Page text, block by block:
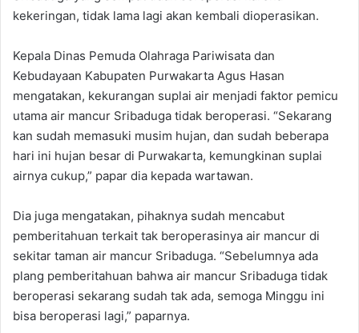
kekeringan, tidak lama lagi akan kembali dioperasikan.
Kepala Dinas Pemuda Olahraga Pariwisata dan
Kebudayaan Kabupaten Purwakarta Agus Hasan
mengatakan, kekurangan suplai air menjadi faktor pemicu
utama air mancur Sribaduga tidak beroperasi. “Sekarang
kan sudah memasuki musim hujan, dan sudah beberapa
hari ini hujan besar di Purwakarta, kemungkinan suplai
airnya cukup,” papar dia kepada wartawan.
Dia juga mengatakan, pihaknya sudah mencabut
pemberitahuan terkait tak beroperasinya air mancur di
sekitar taman air mancur Sribaduga. “Sebelumnya ada
plang pemberitahuan bahwa air mancur Sribaduga tidak
beroperasi sekarang sudah tak ada, semoga Minggu ini
bisa beroperasi lagi,” paparnya.